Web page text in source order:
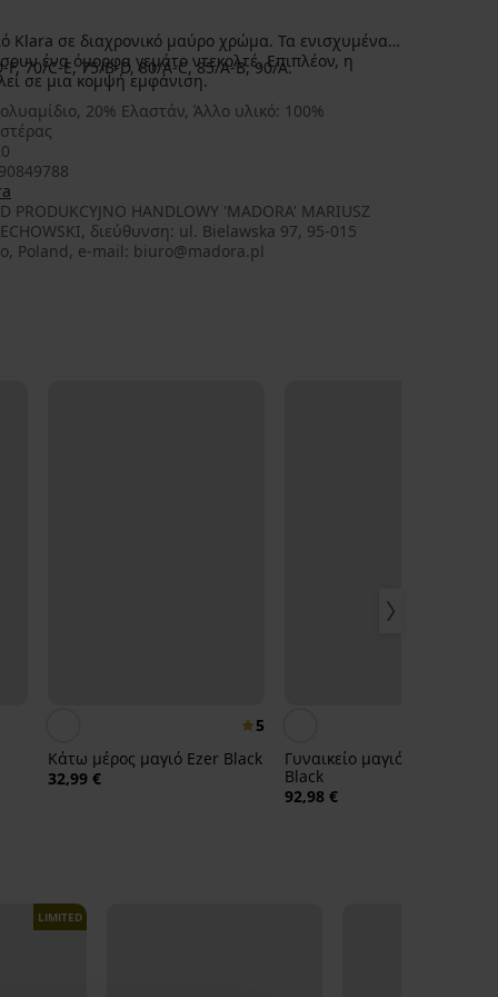
Klara σε διαχρονικό μαύρο χρώμα. Τα ενισχυμένα
ένα όμορφα γεμάτο ντεκολτέ. Επιπλέον, η
σε μια κομψή εμφάνιση.
70/C-E, 75/B-D, 80/A-C, 85/A-B, 90/A.
20% Ελαστάν, Άλλο υλικό: 100%
PRODUKCYJNO HANDLOWY 'MADORA' MARIUSZ
διεύθυνση: ul. Bielawska 97, 95-015
Poland, e-mail: biuro@madora.pl
5
Κάτω μέρος μαγιό Ezer Black
32,99 €
Γυναικείο μαγιό μπικίνι Ezer
Black
92,98 €
LIMITED